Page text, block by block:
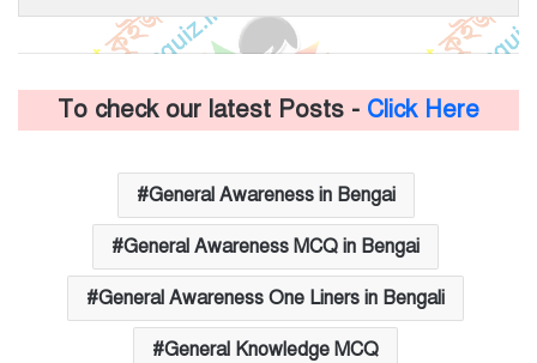
To check our latest Posts - Click Here
General Awareness in Bengai
General Awareness MCQ in Bengai
General Awareness One Liners in Bengali
General Knowledge MCQ